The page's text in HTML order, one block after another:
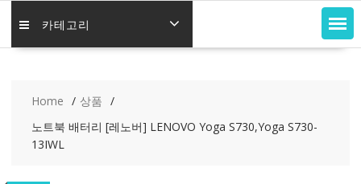
카테고리
Home
상품
노트북 배터리 [레노버] LENOVO Yoga S730,Yoga S730-
13IWL